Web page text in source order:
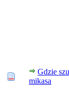
Gdzie
mikasa